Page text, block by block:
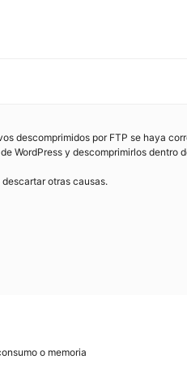
descomprimidos por FTP se haya
WordPress y descomprimirlos dentro
otras causas.
o memoria